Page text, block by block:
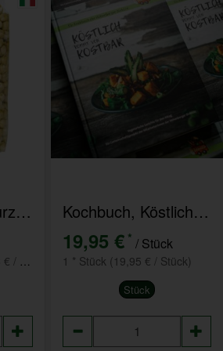
Kichererbsen -kurzes MHD - solange Vorrat reicht Kochbuch, Köstlich kommt von Kostbar
19,95 € * / Stück
1 * Stück (19,95 € / Stück)
Stück